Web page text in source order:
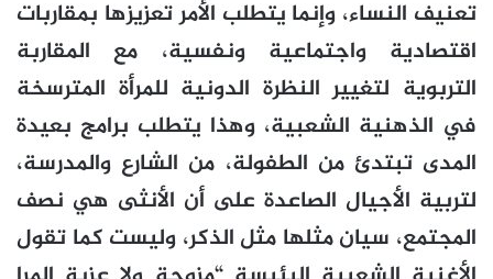
تعنيف النساء، وإنما يتطلب الأمر تعزيزها بمقاربات
اقتصادية واجتماعية ونفسية، مع المقاربة
التربوية لتغيير النظرة الدونية للمرأة المترسخة
في الذهنية الشعبية، وهذا يتطلب برامج بعيدة
المدى تبتدئ من الطفولة، من الشارع والمدرسة،
لتربية الأجيال الصاعدة على أن الأنثى هي نصف
المجتمع، سيان مثلها مثل الذكر، وليست كما تقول